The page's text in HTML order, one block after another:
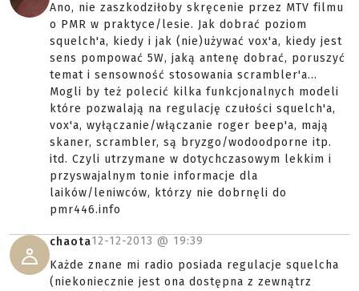
Ano, nie zaszkodziłoby skręcenie przez MTV filmu
o PMR w praktyce/lesie. Jak dobrać poziom
squelch'a, kiedy i jak (nie)używać vox'a, kiedy jest
sens pompować 5W, jaką antenę dobrać, poruszyć
temat i sensowność stosowania scrambler'a...
Mogli by też polecić kilka funkcjonalnych modeli
które pozwalają na regulację czułości squelch'a,
vox'a, wyłączanie/włączanie roger beep'a, mają
skaner, scrambler, są bryzgo/wodoodporne itp.
itd. Czyli utrzymane w dotychczasowym lekkim i
przyswajalnym tonie informacje dla
laików/leniwców, którzy nie dobrnęli do
pmr446.info
chaota12-12-2013 @ 19:39
Każde znane mi radio posiada regulacje squelcha
(niekoniecznie jest ona dostępna z zewnątrz